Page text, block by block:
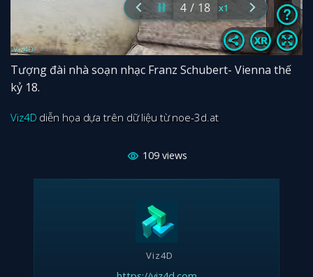
Tượng đài nhà soạn nhạc Franz Schubert- Vienna thế
kỷ 18.
Viz4D diễn họa dựa trên dữ liệu từ noe-3d.at
109 views
Viz4D